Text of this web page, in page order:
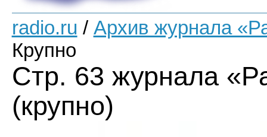
radio.ru / Архив журнала
Крупно
Стр. 63 журнала
(крупно)